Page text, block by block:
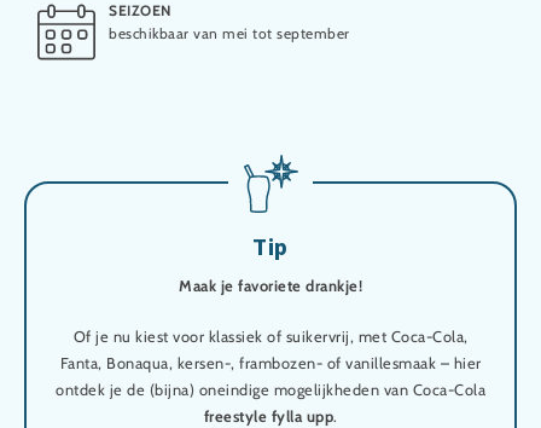
SEIZOEN
beschikbaar van mei tot september
Tip
Maak je favoriete drankje!
Of je nu kiest voor klassiek of suikervrij, met Coca-Cola,
Fanta, Bonaqua, kersen-, frambozen- of vanillesmaak – hier
ontdek je de (bijna) oneindige mogelijkheden van Coca-Cola
freestyle fylla upp.